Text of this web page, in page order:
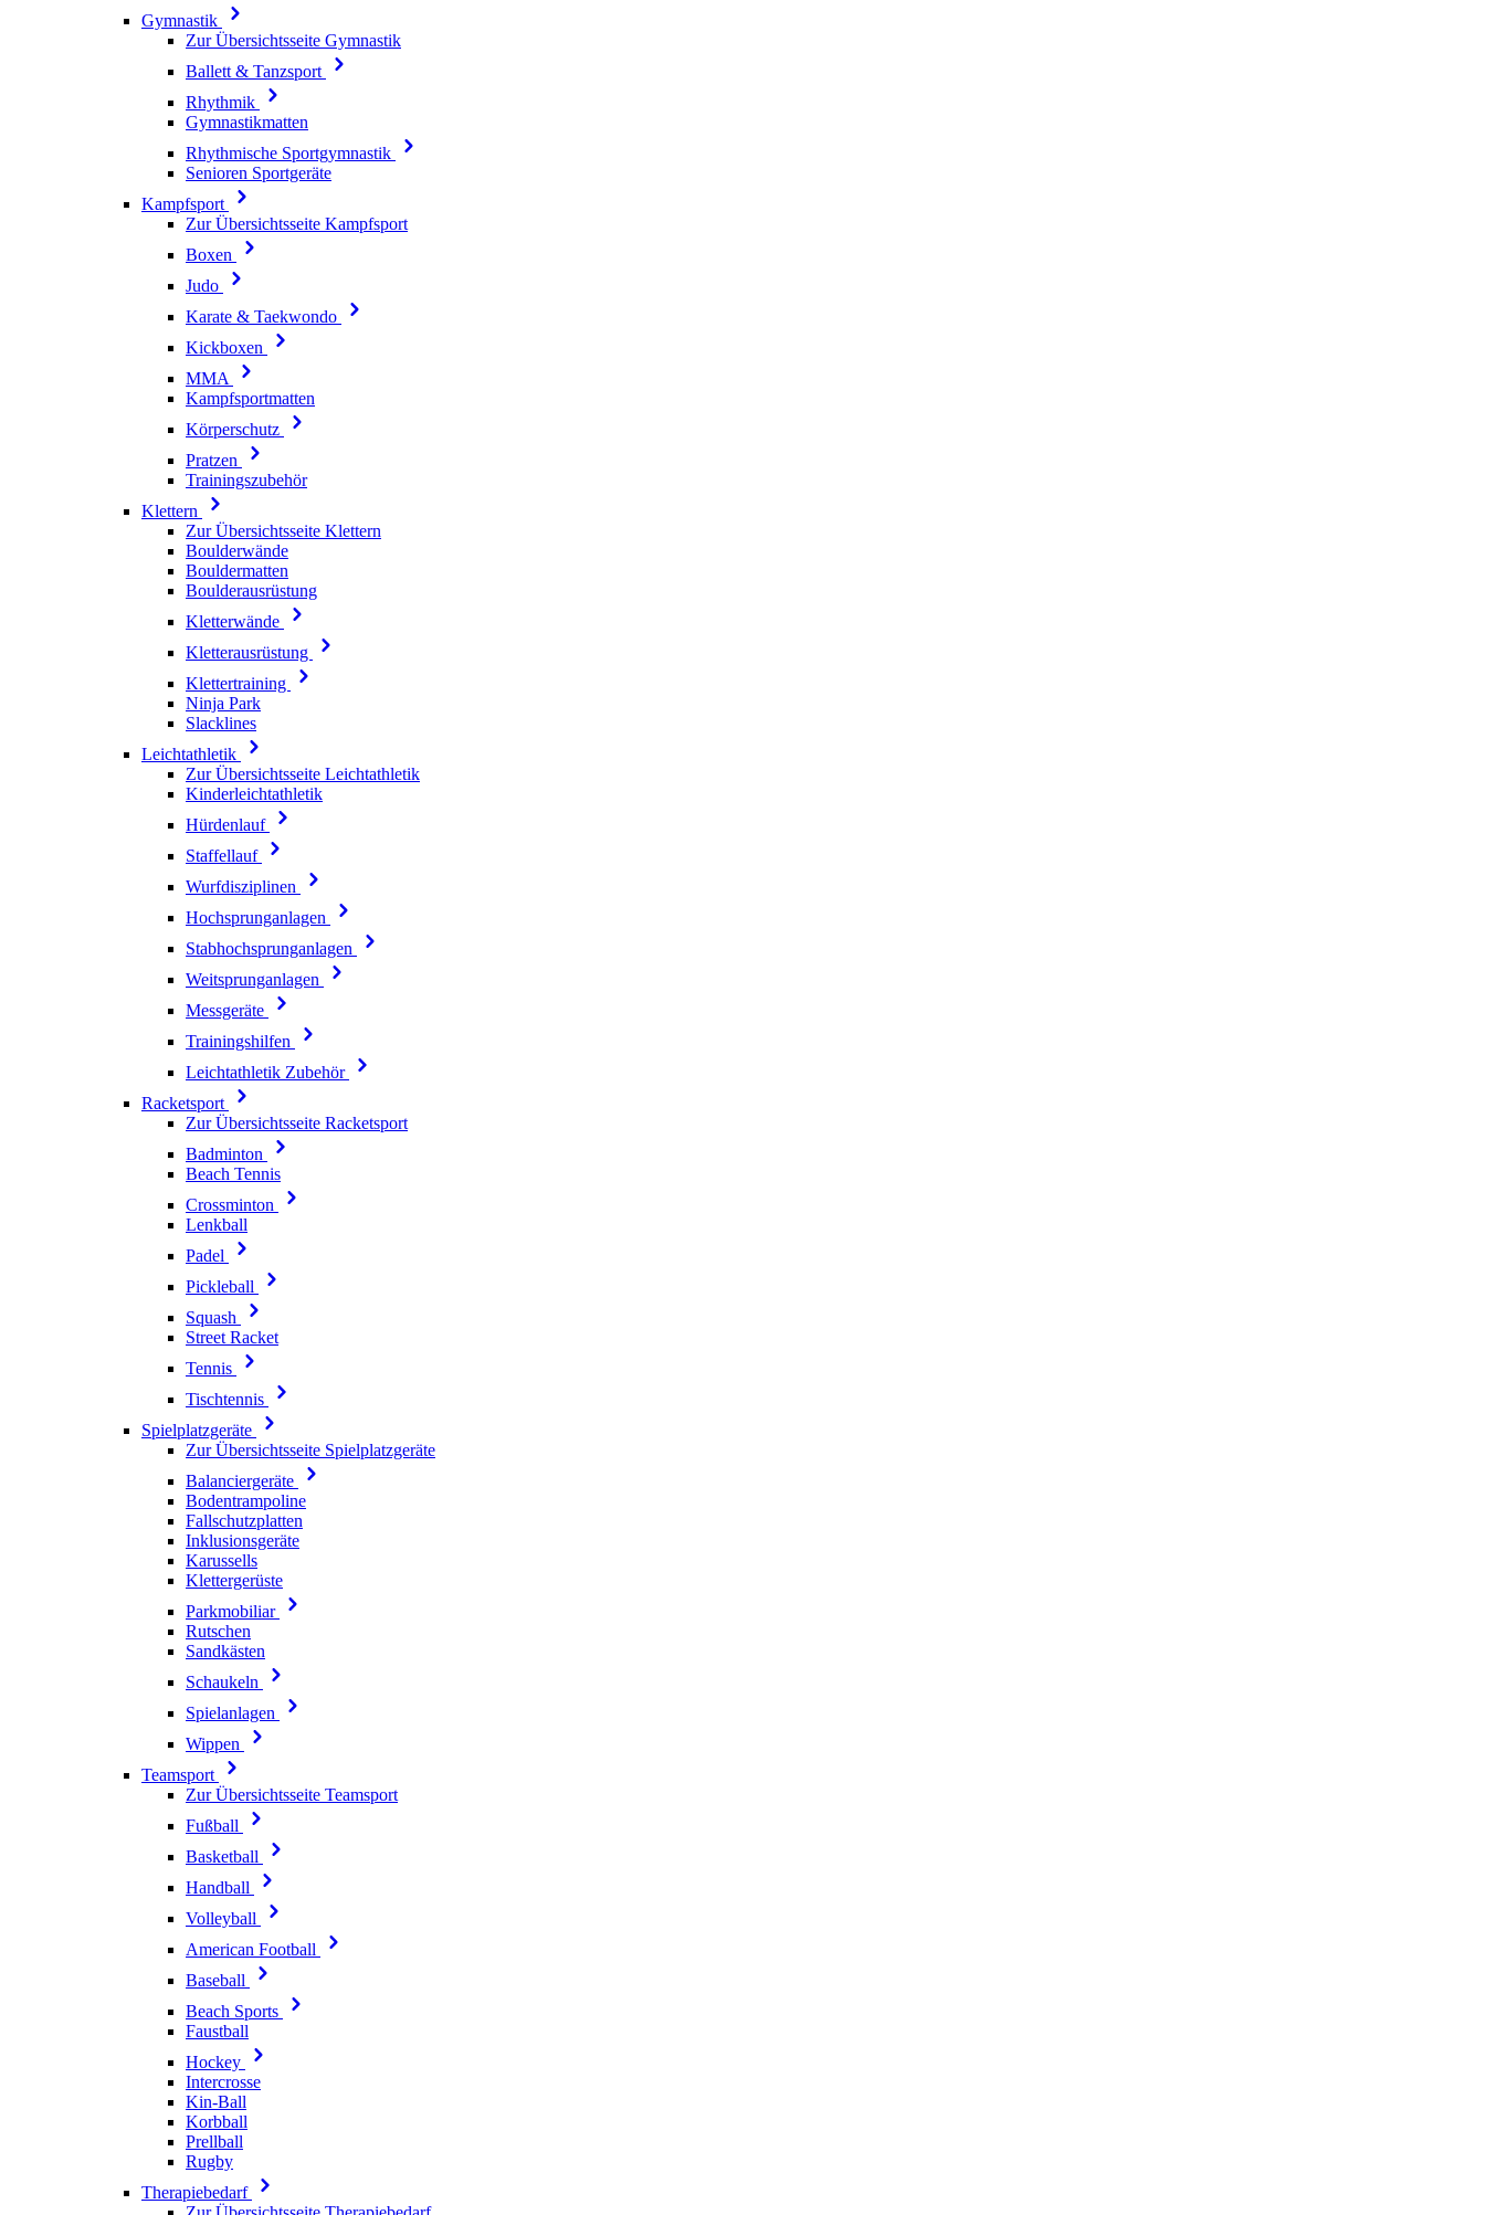
Gymnastik
Zur Übersichtsseite Gymnastik
Ballett & Tanzsport
Rhythmik
Gymnastikmatten
Rhythmische Sportgymnastik
Senioren Sportgeräte
Kampfsport
Zur Übersichtsseite Kampfsport
Boxen
Judo
Karate & Taekwondo
Kickboxen
MMA
Kampfsportmatten
Körperschutz
Pratzen
Trainingszubehör
Klettern
Zur Übersichtsseite Klettern
Boulderwände
Bouldermatten
Boulderausrüstung
Kletterwände
Kletterausrüstung
Klettertraining
Ninja Park
Slacklines
Leichtathletik
Zur Übersichtsseite Leichtathletik
Kinderleichtathletik
Hürdenlauf
Staffellauf
Wurfdisziplinen
Hochsprunganlagen
Stabhochsprunganlagen
Weitsprunganlagen
Messgeräte
Trainingshilfen
Leichtathletik Zubehör
Racketsport
Zur Übersichtsseite Racketsport
Badminton
Beach Tennis
Crossminton
Lenkball
Padel
Pickleball
Squash
Street Racket
Tennis
Tischtennis
Spielplatzgeräte
Zur Übersichtsseite Spielplatzgeräte
Balanciergeräte
Bodentrampoline
Fallschutzplatten
Inklusionsgeräte
Karussells
Klettergerüste
Parkmobiliar
Rutschen
Sandkästen
Schaukeln
Spielanlagen
Wippen
Teamsport
Zur Übersichtsseite Teamsport
Fußball
Basketball
Handball
Volleyball
American Football
Baseball
Beach Sports
Faustball
Hockey
Intercrosse
Kin-Ball
Korbball
Prellball
Rugby
Therapiebedarf